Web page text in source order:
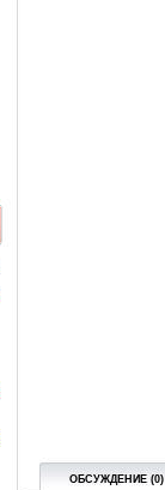
ОБСУЖДЕНИЕ (0)